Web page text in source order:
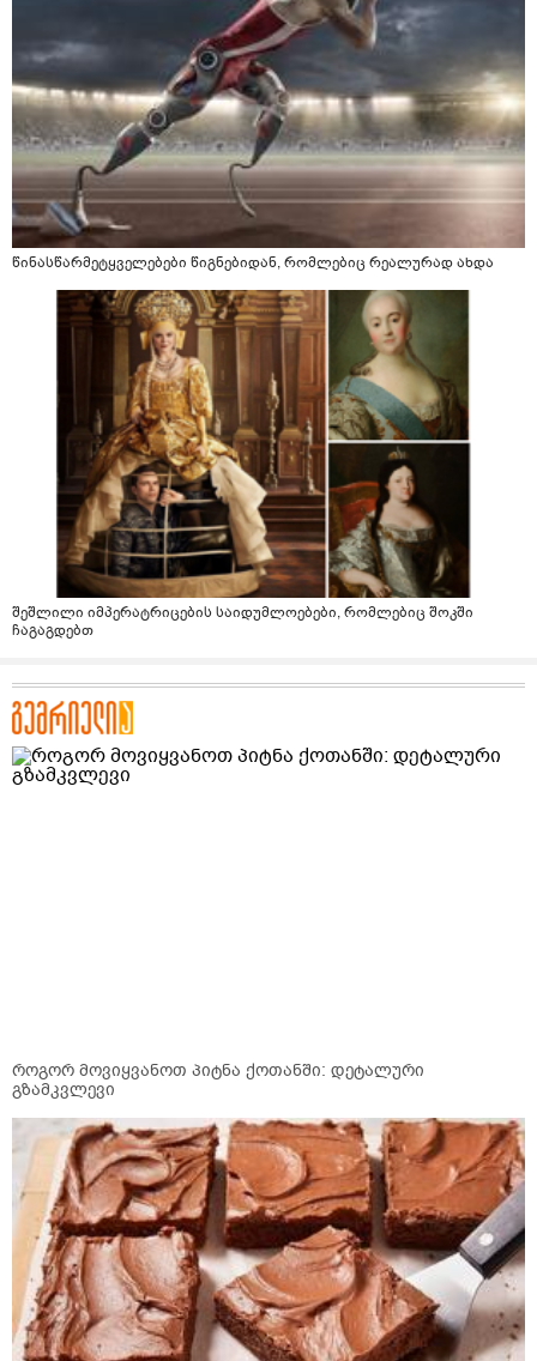
წინასწარმეტყველებები წიგნებიდან, რომლებიც რეალურად ახდა
შეშლილი იმპერატრიცების საიდუმლოებები, რომლებიც შოკში
ჩაგაგდებთ
როგორ მოვიყვანოთ პიტნა ქოთანში: დეტალური
გზამკვლევი